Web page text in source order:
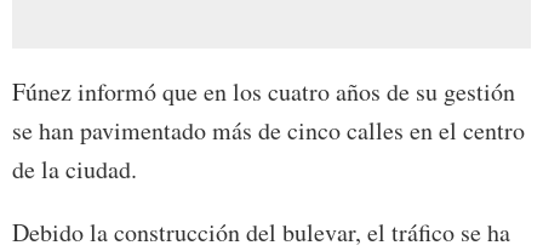
Fúnez informó que en los cuatro años de su gestión
se han pavimentado más de cinco calles en el centro
de la ciudad.
Debido la construcción del bulevar, el tráfico se ha